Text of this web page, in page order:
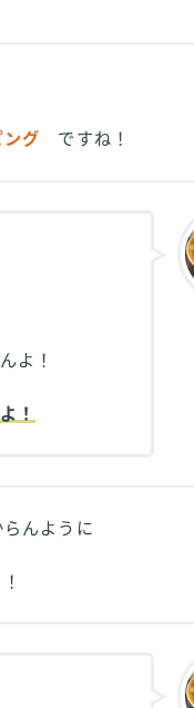
グ ですね！
よ！
！
んように